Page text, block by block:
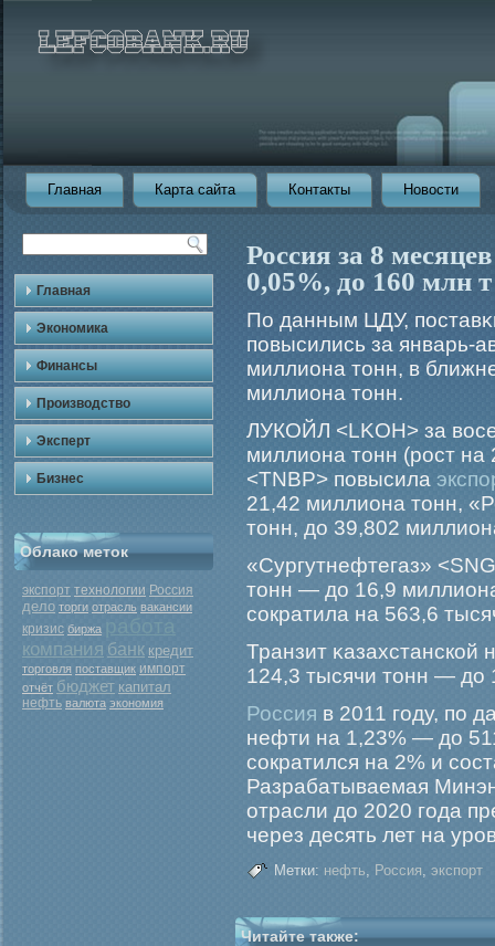
Главная Карта сайта Контакты Новости
Главная
Экономика
Финансы
Производство
Эксперт
Бизнес
Облако меток
экспорт технологии Россия
дело торги отрасль вакансии
кризис биржа
компания банк кредит
торговля поставщик импорт
отчёт бюджет капитал
нефть валюта экономия
Россия за 8
0,05%, до 160
По данным ЦДУ,
повысились за январь-
миллиона тонн, в
миллиона тонн.
ЛУКОЙЛ <LKOH> за
миллиона тонн (рост
<TNBP> повысила
21,42 миллиона тонн,
тонн, до 39,802
«Сургутнефтегаз»
тонн — до 16,9
сократила на 563,6
Транзит
124,3 тысячи тонн — до
Россия в 2011 году, по
нефти на 1,23% — до
сократился на 2% и
Разрабатываемая
отрасли до 2020 года
через десять лет на
Метки: нефть, Россия, экспорт
Читайте также: